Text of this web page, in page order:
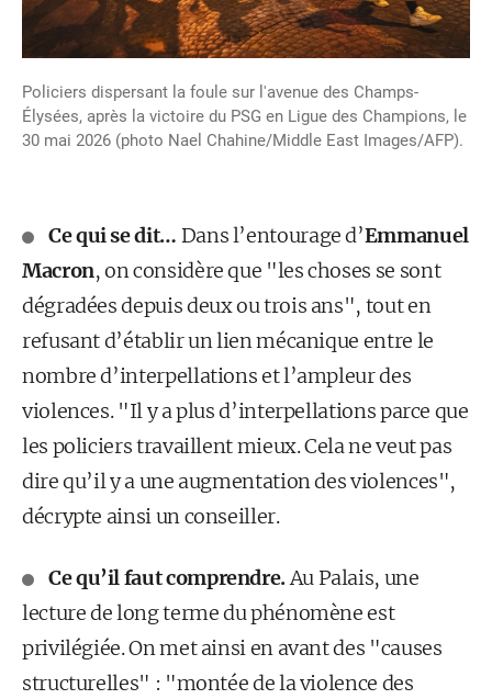
Policiers dispersant la foule sur l'avenue des Champs-
Élysées, après la victoire du PSG en Ligue des Champions, le
30 mai 2026 (photo Nael Chahine/Middle East Images/AFP).
Ce qui se dit… Dans l’entourage d’Emmanuel
Macron, on considère que "les choses se sont
dégradées depuis deux ou trois ans", tout en
refusant d’établir un lien mécanique entre le
nombre d’interpellations et l’ampleur des
violences. "Il y a plus d’interpellations parce que
les policiers travaillent mieux. Cela ne veut pas
dire qu’il y a une augmentation des violences",
décrypte ainsi un conseiller.
Ce qu’il faut comprendre.Au Palais, une
lecture de long terme du phénomène est
privilégiée. On met ainsi en avant des "causes
structurelles" : "montée de la violence des